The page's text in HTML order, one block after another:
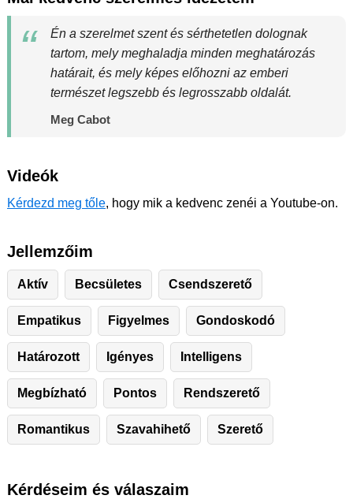
Én a szerelmet szent és sérthetetlen dolognak
tartom, mely meghaladja minden meghatározás
határait, és mely képes előhozni az emberi
természet legszebb és legrosszabb oldalát.
Meg Cabot
Videók
Kérdezd meg tőle, hogy mik a kedvenc zenéi a Youtube-on.
Jellemzőim
Aktív Becsületes Csendszerető
Empatikus Figyelmes Gondoskodó
Határozott Igényes Intelligens
Megbízható Pontos Rendszerető
Romantikus Szavahihető Szerető
Kérdéseim és válaszaim